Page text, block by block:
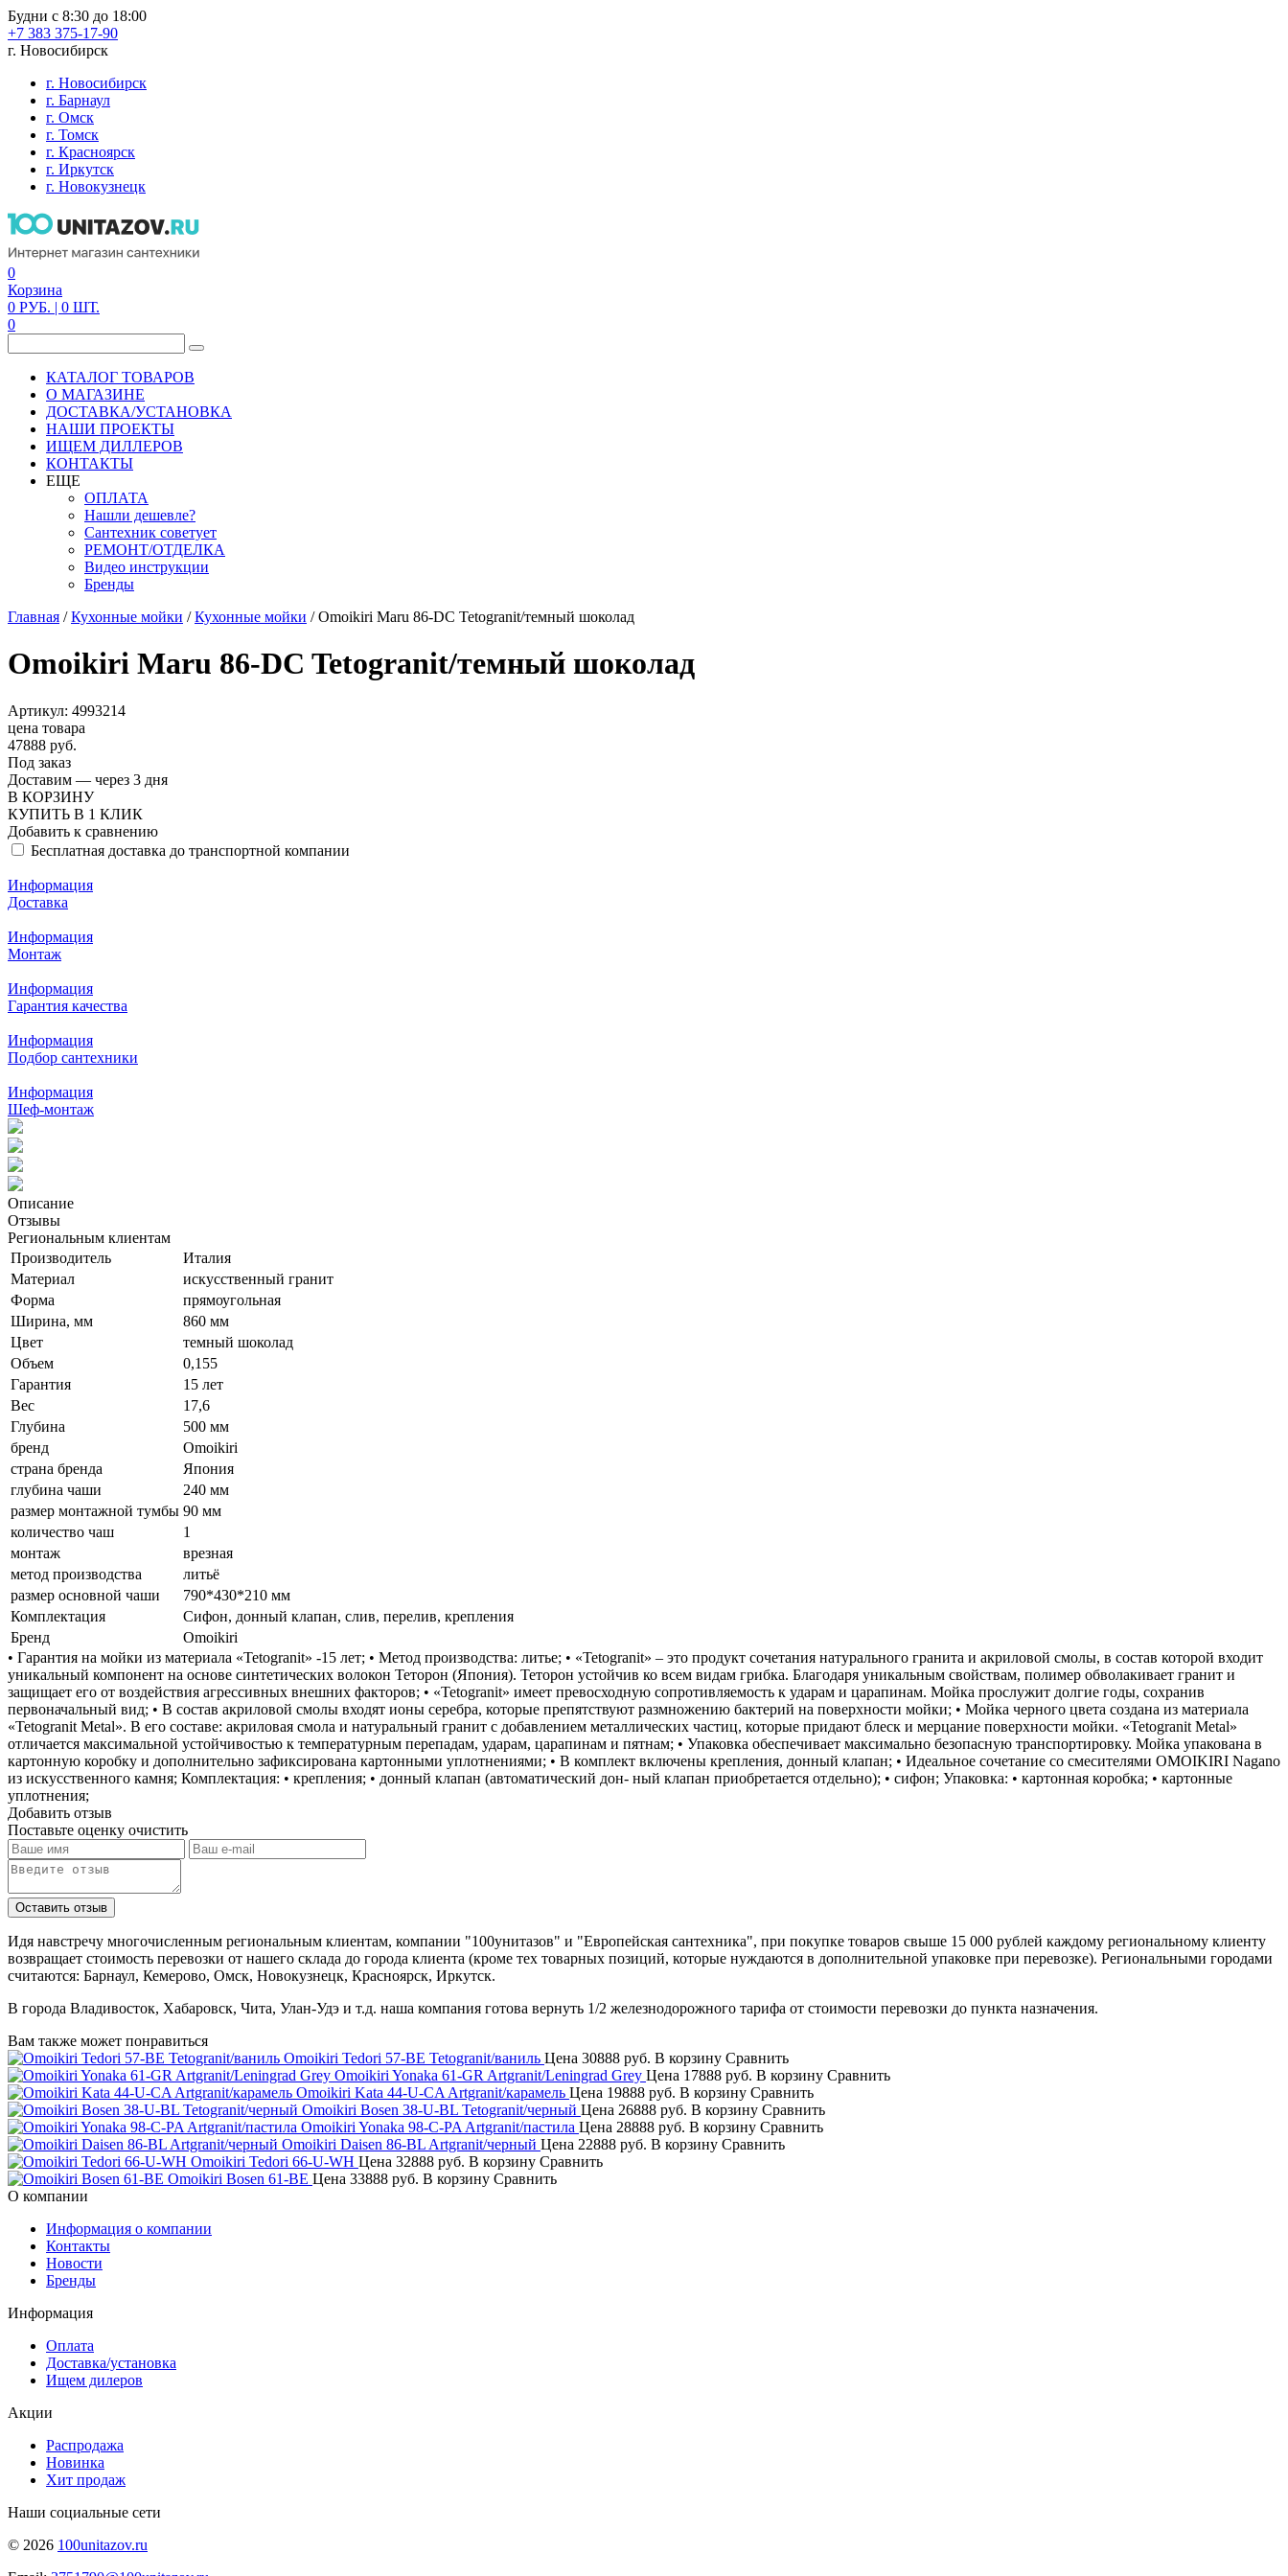
Будни с 8:30 до 18:00
+7 383 375-17-90
г. Новосибирск
г. Новосибирск
г. Барнаул
г. Омск
г. Томск
г. Красноярск
г. Иркутск
г. Новокузнецк
0
Корзина
0 РУБ. | 0 ШТ.
0
КАТАЛОГ ТОВАРОВ
О МАГАЗИНЕ
ДОСТАВКА/УСТАНОВКА
НАШИ ПРОЕКТЫ
ИЩЕМ ДИЛЛЕРОВ
КОНТАКТЫ
ЕЩЕ
ОПЛАТА
Нашли дешевле?
Сантехник советует
РЕМОНТ/ОТДЕЛКА
Видео инструкции
Бренды
Главная /Кухонные мойки /Кухонные мойки /Omoikiri Maru 86-DC Tetogranit/темный шоколад
Omoikiri Maru 86-DC Tetogranit/темный шоколад
Артикул: 4993214
цена товара
47888 руб.
Под заказ
Доставим — через 3 дня
В КОРЗИНУ
КУПИТЬ В 1 КЛИК
Добавить к сравнению
Бесплатная доставка до транспортной компании
Информация
Доставка
Информация
Монтаж
Информация
Гарантия качества
Информация
Подбор сантехники
Информация
Шеф-монтаж
Описание
Отзывы
Региональным клиентам
Производитель
Италия
Материал
искусственный гранит
Форма
прямоугольная
Ширина, мм
860 мм
Цвет
темный шоколад
Объем
0,155
Гарантия
15 лет
Вес
17,6
Глубина
500 мм
бренд
Omoikiri
страна бренда
Япония
глубина чаши
240 мм
размер монтажной тумбы 90 мм
количество чаш
1
монтаж
врезная
метод производства
литьё
размер основной чаши
790*430*210 мм
Комплектация
Сифон, донный клапан, слив, перелив, крепления
Бренд
Omoikiri
• Гарантия на мойки из материала «Tetogranit» -15 лет; • Метод производства: литье; • «Tetogranit» – это продукт сочетания натурального гранита и акриловой смолы, в состав которой входит
уникальный компонент на основе синтетических волокон Теторон (Япония). Теторон устойчив ко всем видам грибка. Благодаря уникальным свойствам, полимер обволакивает гранит и
защищает его от воздействия агрессивных внешних факторов; • «Tetogranit» имеет превосходную сопротивляемость к ударам и царапинам. Мойка прослужит долгие годы, сохранив
первоначальный вид; • В состав акриловой смолы входят ионы серебра, которые препятствуют размножению бактерий на поверхности мойки; • Мойка черного цвета создана из материала
«Tetogranit Metal». В его составе: акриловая смола и натуральный гранит с добавлением металлических частиц, которые придают блеск и мерцание поверхности мойки. «Tetogranit Metal»
отличается максимальной устойчивостью к температурным перепадам, ударам, царапинам и пятнам; • Упаковка обеспечивает максимально безопасную транспортировку. Мойка упакована в
картонную коробку и дополнительно зафиксирована картонными уплотнениями; • В комплект включены крепления, донный клапан; • Идеальное сочетание со смесителями OMOIKIRI Nagano
из искусственного камня; Комплектация: • крепления; • донный клапан (автоматический дон- ный клапан приобретается отдельно); • сифон; Упаковка: • картонная коробка; • картонные
уплотнения;
Добавить отзыв
Поставьте оценку очистить
Идя навстречу многочисленным региональным клиентам, компании "100унитазов" и "Европейская сантехника", при покупке товаров свыше 15 000 рублей каждому региональному клиенту
возвращает стоимость перевозки от нашего склада до города клиента (кроме тех товарных позиций, которые нуждаются в дополнительной упаковке при перевозке). Региональными городами
считаются: Барнаул, Кемерово, Омск, Новокузнецк, Красноярск, Иркутск.
В города Владивосток, Хабаровск, Чита, Улан-Удэ и т.д. наша компания готова вернуть 1/2 железнодорожного тарифа от стоимости перевозки до пункта назначения.
Вам также может понравиться
Omoikiri Tedori 57-BE Tetogranit/ваниль Цена 30888 руб. В корзину Сравнить
Omoikiri Yonaka 61-GR Artgranit/Leningrad Grey Цена 17888 руб. В корзину Сравнить
Omoikiri Kata 44-U-CA Artgranit/карамель Цена 19888 руб. В корзину Сравнить
Omoikiri Bosen 38-U-BL Tetogranit/черный Цена 26888 руб. В корзину Сравнить
Omoikiri Yonaka 98-C-PA Artgranit/пастила Цена 28888 руб. В корзину Сравнить
Omoikiri Daisen 86-BL Artgranit/черный Цена 22888 руб. В корзину Сравнить
Omoikiri Tedori 66-U-WH Цена 32888 руб. В корзину Сравнить
Omoikiri Bosen 61-BE Цена 33888 руб. В корзину Сравнить
О компании
Информация о компании
Контакты
Новости
Бренды
Информация
Оплата
Доставка/установка
Ищем дилеров
Акции
Распродажа
Новинка
Хит продаж
Наши социальные сети
© 2026 100unitazov.ru